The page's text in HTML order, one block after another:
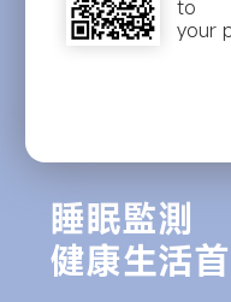
to
your
睡眠監測
健康生活